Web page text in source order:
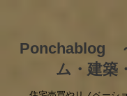
Ponchablog
ム・建築